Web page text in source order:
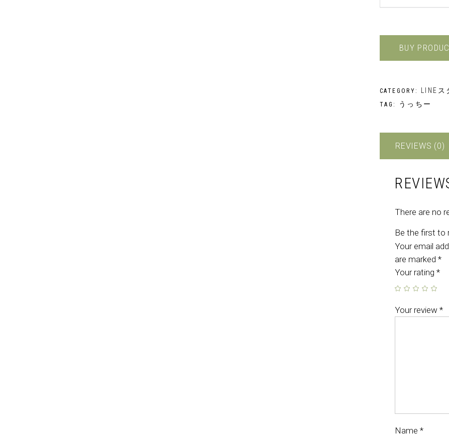
BUY
CATEGORY: LINE
TAG: うっちー
REVIEWS (0)
There are no
Be the first to
Your email
are marked *
Your rating *
Your review *
Name *